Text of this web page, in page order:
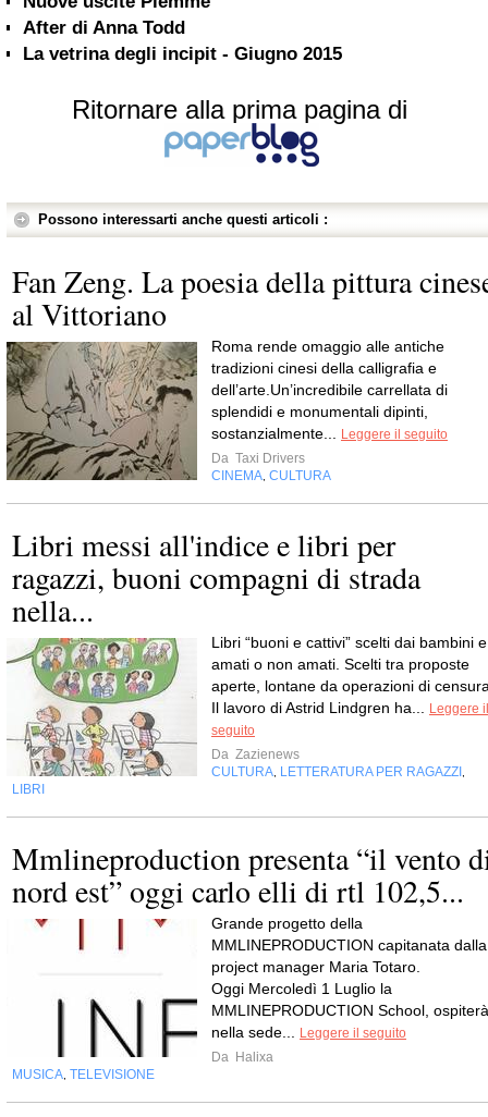
After di Anna Todd
La vetrina degli incipit - Giugno 2015
Ritornare alla prima pagina di
Possono interessarti anche questi articoli :
Fan Zeng. La poesia della pittura
al Vittoriano
Roma rende omaggio alle antiche
tradizioni cinesi della calligrafia e
dell’arte.Un’incredibile carrellata di
splendidi e monumentali dipinti,
sostanzialmente...
Leggere il seguito
Da Taxi Drivers
CINEMA CULTURA
Libri messi all'indice e libri per
ragazzi, buoni compagni di strada
nella...
Libri “buoni e cattivi” scelti dai bambini e
amati o non amati. Scelti tra proposte
aperte, lontane da operazioni di
Il lavoro di Astrid Lindgren ha...
Leggere il
seguito
Da Zazienews
CULTURA LETTERATURA PER RAGAZZI
LIBRI
Mmlineproduction presenta “il vento
nord est” oggi carlo elli di rtl 102,5...
Grande progetto della
MMLINEPRODUCTION capitanata dalla
project manager Maria Totaro.
Oggi Mercoledì 1 Luglio la
MMLINEPRODUCTION School, ospiterà
nella sede...
Leggere il seguito
Da Halixa
MUSICA TELEVISIONE